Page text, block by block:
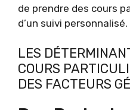
de prendre des cours
d’un suivi
LES
COURS
DES FACTEURS